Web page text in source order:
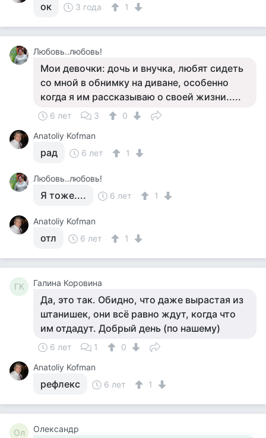
ок 3 года 1
Любовь..любовь!
Мои девочки: дочь и внучка, любят сидеть
со мной в обнимку на диване, особенно
когда я им рассказываю о своей жизни.....
6 лет 3
0
Anatoliy Kofman
рад 6 лет 1
Любовь..любовь!
Я тоже.... 6 лет 1
Anatoliy Kofman
отл 6 лет 1
ГК Галина Коровина
Да, это так. Обидно, что даже вырастая из
штанишек, они всё равно ждут, когда что
им отдадут. Добрый день (по нашему)
6 лет 1
0
Anatoliy Kofman
рефлекс 6 лет 1
Ол Олександр